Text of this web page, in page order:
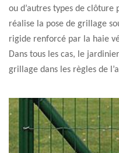
ou d’autres types de
réalise la pose de grillage
rigide renforcé par la haie
Dans tous les cas, le
grillage dans les règles de